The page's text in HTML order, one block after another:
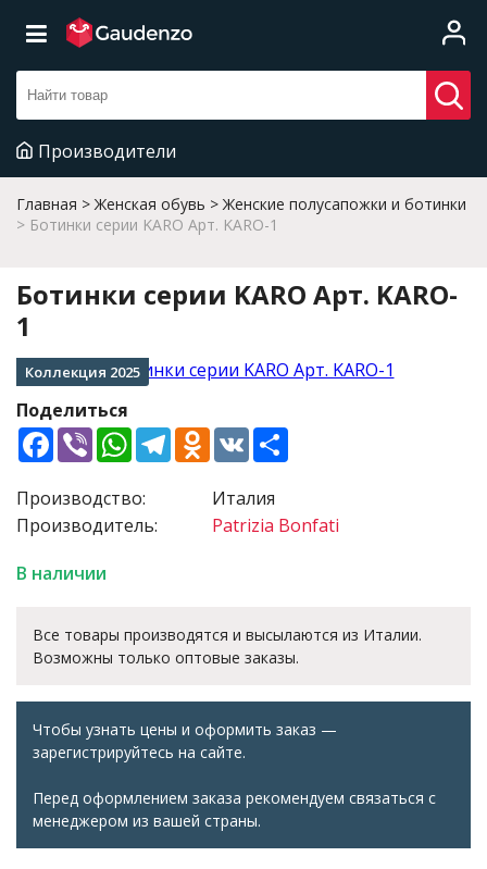
Производители
Главная Женская обувь
Женские полусапожки и ботинки
Ботинки серии KARO Арт. KARO-1
Ботинки серии KARO Арт. KARO-
1
Коллекция 2025
Поделиться
Facebook
ViberWhatsApp
TelegramOdnoklassniki
VK
Производство:
Производитель:
Италия
Patrizia Bonfati
В наличии
Все товары производятся и высылаются из Италии.
Возможны только оптовые заказы.
Чтобы узнать цены и оформить заказ —
зарегистрируйтесь на сайте.
Перед оформлением заказа рекомендуем связаться с
менеджером из вашей страны.